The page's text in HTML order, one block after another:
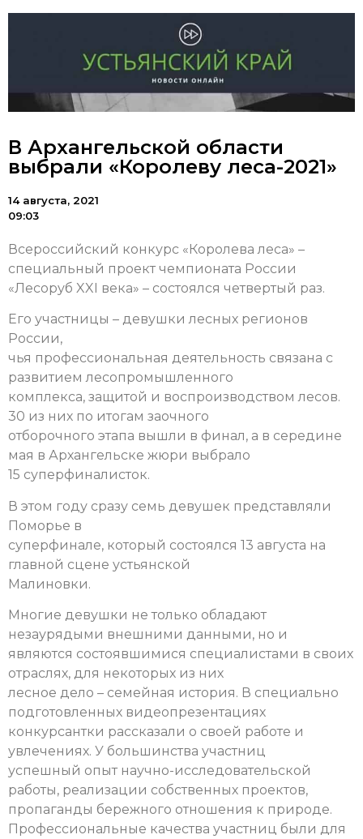
В Архангельской области
выбрали «Королеву леса-2021»
14 августа, 2021
09:03
Всероссийский конкурс «Королева леса» –
специальный проект чемпионата России
«Лесоруб XXI века» – состоялся четвертый раз.
Его участницы – девушки лесных регионов
России,
чья профессиональная деятельность связана с
развитием лесопромышленного
комплекса, защитой и воспроизводством лесов.
30 из них по итогам заочного
отборочного этапа вышли в финал, а в середине
мая в Архангельске жюри выбрало
15 суперфиналисток.
В этом году сразу семь девушек представляли
Поморье в
суперфинале, который состоялся 13 августа на
главной сцене устьянской
Малиновки.
Многие девушки не только обладают
незаурядыми внешними данными, но и
являются состоявшимися специалистами в своих
отраслях, для некоторых из них
лесное дело – семейная история. В специально
подготовленных видеопрезентациях
конкурсантки рассказали о своей работе и
увлечениях. У большинства участниц
успешный опыт научно-исследовательской
работы, реализации собственных проектов,
пропаганды бережного отношения к природе.
Профессиональные качества участниц были для